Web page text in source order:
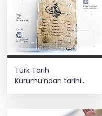
Türk Tarih
Kurumu’ndan tarihi
içerikler tek platformda